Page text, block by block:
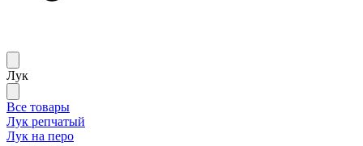
Лук
Все товары
Лук репчатый
Лук на перо